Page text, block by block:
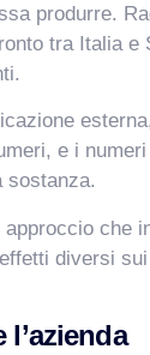
produrre.
tra Italia
e i
sostanza.
diversi